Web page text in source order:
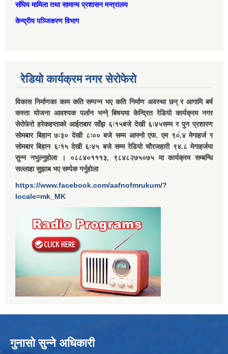
संघिय मामिला तथा सामान्‍य प्रशासन मन्त्रालय
केन्द्रीय पञ्जिकरण विभाग
रेडियो कार्यक्रम नगर सेरोफेरो
विकास निर्माणका काम कति सम्पन्न भए कति निर्माण अवस्था छन् र आगामि बर्ष
कस्ता योजना आवश्यक पर्लान भन्ने् बिषयमा केन्द्रित रेडियो कार्यक्रम नगर
सेरोफेरो हरेकहप्ताको आईतबार साँझ ६ः१५बजे देखी ६ः४५सम्म र पुन प्रशारण
सोमबार बिहान ७ः३० देखी ८ः०० बजे सम्म आफ्नो एफ. एम ९०ं.४ मेगाहर्ज र
सोमबार बिहान ६ः१५ देखी ६ः४५ बजे सम्म रेडियो चौरजहारी ९४.८ मेगाहर्जमा
सुन्न नभुल्नुहोला । ०८८४०१११३, ९८४८२७५०७५ मा कार्यक्रम सम्बन्धि
सल्लाहा सुझाब भए सर्म्पक गर्नुहोला
https://www.facebook.com/aafnofmrukum/?
locale=mk_MK
गुनासो सुन्ने अधिकारी